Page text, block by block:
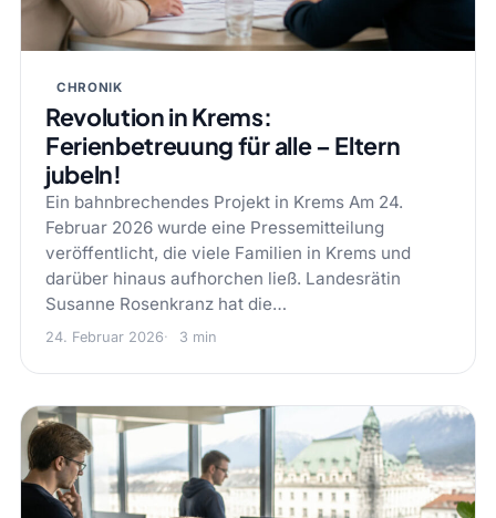
CHRONIK
Revolution in Krems:
Ferienbetreuung für alle – Eltern
jubeln!
Ein bahnbrechendes Projekt in Krems Am 24.
Februar 2026 wurde eine Pressemitteilung
veröffentlicht, die viele Familien in Krems und
darüber hinaus aufhorchen ließ. Landesrätin
Susanne Rosenkranz hat die…
24. Februar 2026 3 min